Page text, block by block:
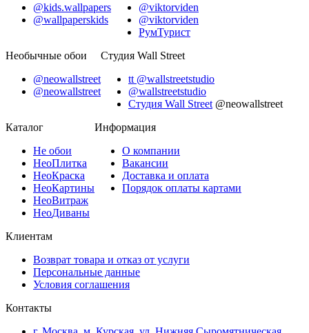
@kids.wallpapers
@wallpaperskids
@viktorviden
@viktorviden
РумТурист
Необычные обои
@neowallstreet
@neowallstreet
Студия Wall Street
tt @wallstreetstudio
@wallstreetstudio
Студия Wall Street @neowallstreet
Каталог
Не обои
НеоПлитка
НеоКраска
НеоКартины
НеоВитраж
НеоДиваны
Информация
О компании
Вакансии
Доставка и оплата
Порядок оплаты картами
Клиентам
Возврат товара и отказ от услуги
Персональные данные
Условия соглашения
Контакты